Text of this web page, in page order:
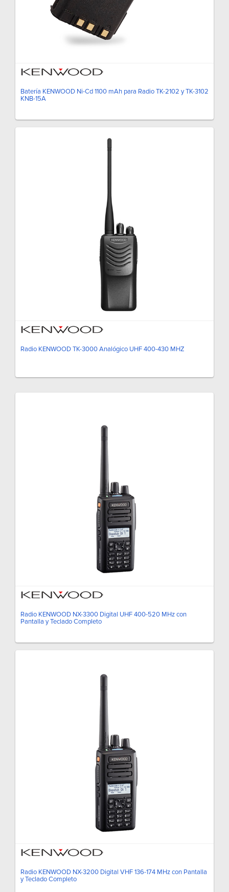
Batería KENWOOD Ni-Cd 1100 mAh para Radio TK-2102 y TK-3102
KNB-15A
Radio KENWOOD TK-3000 Analógico UHF 400-430 MHZ
Radio KENWOOD NX-3300 Digital UHF 400-520 MHz con
Pantalla y Teclado Completo
Radio KENWOOD NX-3200 Digital VHF 136-174 MHz con Pantalla
y Teclado Completo